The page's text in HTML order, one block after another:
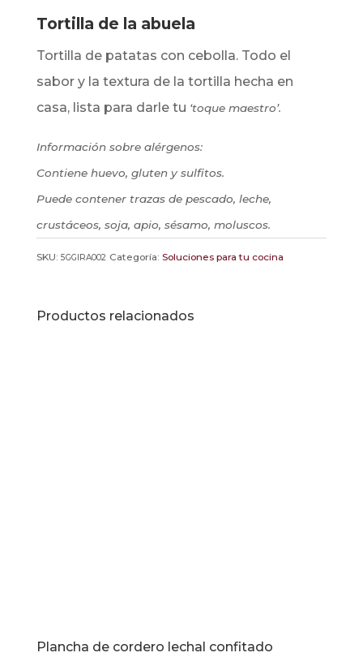
Tortilla de la abuela
Tortilla de patatas con cebolla. Todo el
sabor y la textura de la tortilla hecha en
casa, lista para darle tu ‘toque maestro’.
Información sobre alérgenos:
Contiene huevo, gluten y sulfitos.
Puede contener trazas de pescado, leche,
crustáceos, soja, apio, sésamo, moluscos.
SKU: 5GGIRA002 Categoría: Soluciones para tu cocina
Productos relacionados
Plancha de cordero lechal confitado